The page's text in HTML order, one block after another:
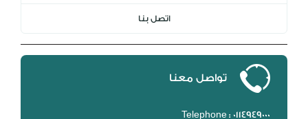
اتصل بنا
تواصل معنا
Telephone : 0114949000